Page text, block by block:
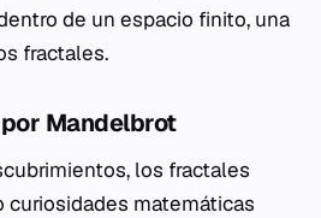
de un espacio finito, una
fractales.
Mandelbrot
los fractales
curiosidades matemáticas